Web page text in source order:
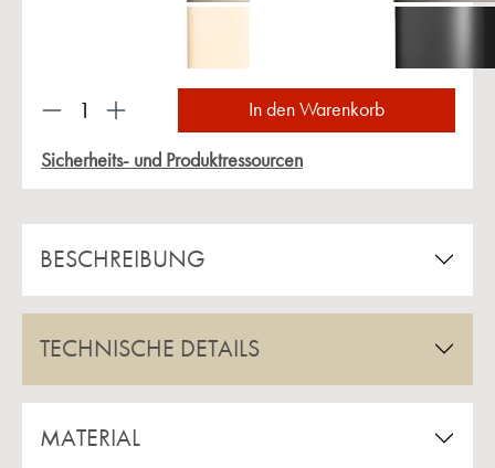
Produkt Anzahl: Gib den gewünschten Wert
In den Warenkorb
Sicherheits- und Produktressourcen
BESCHREIBUNG
TECHNISCHE DETAILS
MATERIAL